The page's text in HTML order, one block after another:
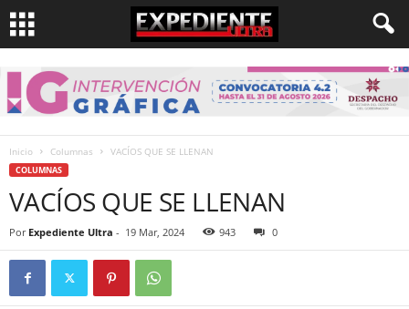
Inicio Columnas VACÍOS QUE SE LLENAN
COLUMNAS
VACÍOS QUE SE LLENAN
Por Expediente Ultra - 19 Mar, 2024 943 0